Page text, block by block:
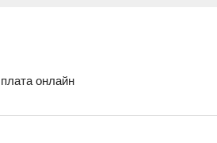
онлайн